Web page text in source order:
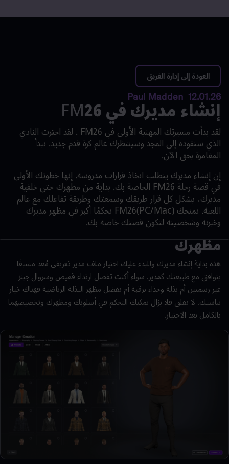
العودة إلى إدارة الفريق
12.01.26 Paul Madden
إنشاء مديرك في FM26
لقد بدأت مسيرتك المهنية الأولى في FM26 . لقد اخترت النادي
الذي ستقوده إلى المجد وسينتظرك عالم كرة قدم جديد. تبدأ
المغامرة بحق الآن.
إن إنشاء مديرك يتطلب اتخاذ قرارات مدروسة. إنها خطوتك الأولى
في قصة رحلة FM26 الخاصة بك. بداية من مظهرك حتى خلفية
مديرك، يشكل كل قرار طريقك وسمعتك وطريقة تفاعلك مع عالم
اللعبة. تمنحك FM26(PC/Mac) تحكمًا أكبر في مظهر مديرك
وخبرته وشخصيته لتكون قصتك خاصة بك.
مظهرك
هذه بداية إنشاء مديرك وللبدء عليك اختيار ملف مدير تعريفي مُعد مسبقًا
يتوافق مع طبيعتك كمدير. سواء أكنت تفضل ارتداء قميص وسروال جينز
غير رسميين أم بذلة وحذاء برقبة أم تفضل مظهر البذلة الرياضية فهناك خيار
يناسبك. لا تقلق فلا يزال يمكنك التحكم في أسلوبك ومظهرك وتخصيصهما
بالكامل بعد الاختيار.